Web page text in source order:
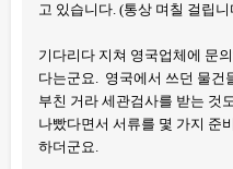
고 있습니다. (통상 며칠 걸립니
기다리다 지쳐 영국업체에 문
다는군요. 영국에서 쓰던 물건
부친 거라 세관검사를 받는 것
나빴다면서 서류를 몇 가지 준
하더군요.